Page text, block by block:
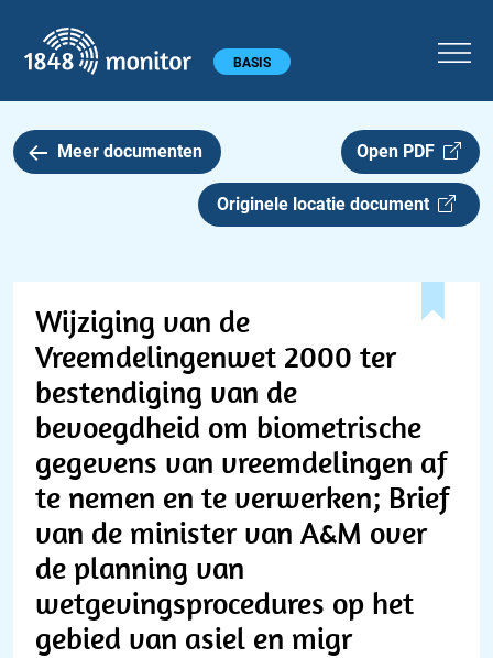
Hoofdmenu BASIS
Meer documenten Open PDF
Originele locatie document
Wijziging van de
Vreemdelingenwet 2000 ter
bestendiging van de
bevoegdheid om biometrische
gegevens van vreemdelingen af
te nemen en te verwerken; Brief
van de minister van A&M over
de planning van
wetgevingsprocedures op het
gebied van asiel en migr